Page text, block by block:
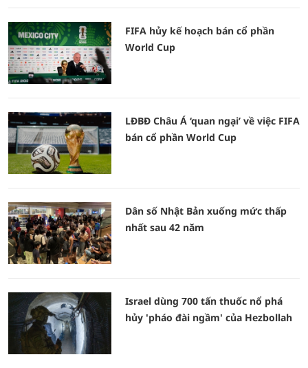
FIFA hủy kế hoạch bán cổ phần
World Cup
LĐBĐ Châu Á ‘quan ngại’ về việc FIFA
bán cổ phần World Cup
Dân số Nhật Bản xuống mức thấp
nhất sau 42 năm
Israel dùng 700 tấn thuốc nổ phá
hủy 'pháo đài ngầm' của Hezbollah